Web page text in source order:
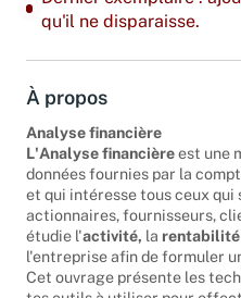
Dernier exemplaire :
qu'il ne disparaisse.
À propos
Analyse financière
L'Analyse financière est une
données fournies par la
et qui intéresse tous ceux qui
actionnaires, fournisseurs,
étudie l'activité, la rentabilité
l'entreprise afin de formuler
Cet ouvrage présente les